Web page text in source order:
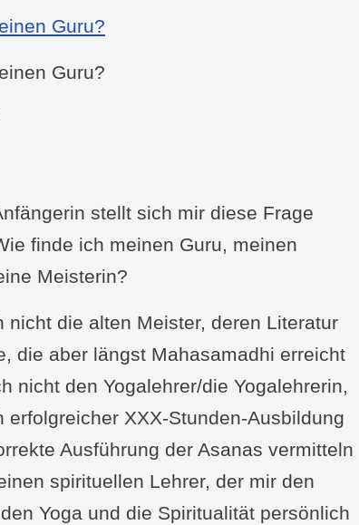
Guru?
Guru?
stellt sich mir diese Frage
finde ich meinen Guru, meinen
Meisterin?
nicht die alten Meister, deren Literatur
die aber längst Mahasamadhi erreicht
nicht den Yogalehrer/die Yogalehrerin,
erfolgreicher XXX-Stunden-Ausbildung
Ausführung der Asanas vermitteln
spirituellen Lehrer, der mir den
Yoga und die Spiritualität persönlich